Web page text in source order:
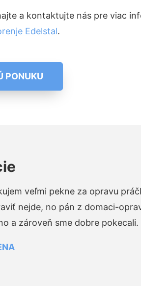
a kontaktujte nás pre viac
Edelstal.
PONUKU
veľmi pekne za opravu
nejde, no pán z domaci-
a zároveň sme dobre